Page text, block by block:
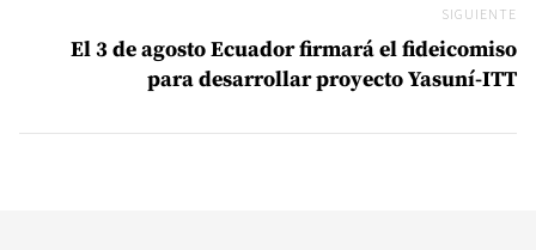
SIGUIENTE
El 3 de agosto Ecuador firmará el fideicomiso
para desarrollar proyecto Yasuní-ITT